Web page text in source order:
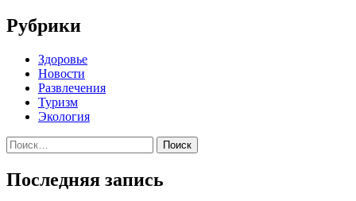
Рубрики
Здоровье
Новости
Развлечения
Туризм
Экология
Найти:
Последняя запись